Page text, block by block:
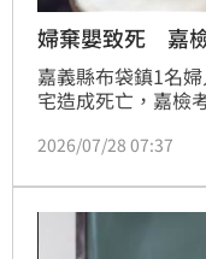
婦棄嬰致死 嘉檢
嘉義縣布袋鎮1名
宅造成死亡，嘉檢
嬰兒等罪嫌起訴。
2026/07/28 07:37